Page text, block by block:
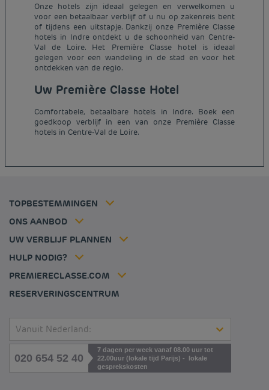
Onze hotels zijn ideaal gelegen en verwelkomen u
voor een betaalbaar verblijf of u nu op zakenreis bent
of tijdens een uitstapje. Dankzij onze Première Classe
hotels in Indre ontdekt u de schoonheid van Centre-
Val de Loire. Het Première Classe hotel is ideaal
gelegen voor een wandeling in de stad en voor het
ontdekken van de regio.
Uw Première Classe Hotel
Comfortabele, betaalbare hotels in Indre. Boek een
goedkoop verblijf in een van onze Première Classe
hotels in Centre-Val de Loire.
TOPBESTEMMINGEN
Goedkope hotels Parijs
Goedkope hotels Nederland
Goedkope hotels Breda
Goedkope hotels Duitsland
Goedkope hotels Dijon
ONS AANBOD
Lid tarief
UW VERBLIJF PLANNEN
HULP NODIG?
PREMIERECLASSE.COM
Juridische kennisgeving
Algemene voorwaarden voor de verkoop
Beleid Inzake Persoonsgegevens
Flavours Instant Benefit Algemene bepalingen en
Tax policy
Vacatures
RESERVERINGSCENTRUM
Vanuit Nederland:
020 654 52 40
7 dagen per week vanaf 08.00 uur tot
22.00uur (lokale tijd Parijs) - lokale
gesprekskosten